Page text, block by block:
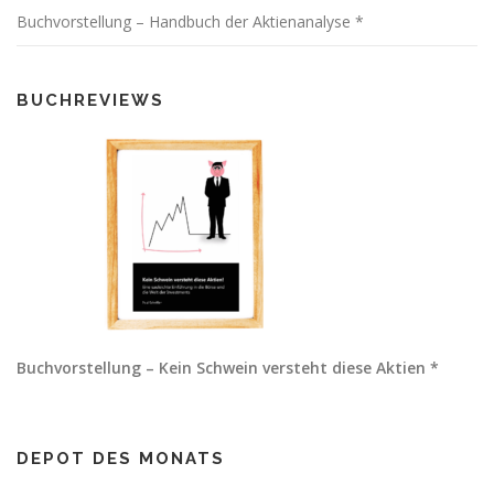
Buchvorstellung – Handbuch der Aktienanalyse *
BUCHREVIEWS
Buchvorstellung – Kein Schwein versteht diese Aktien *
DEPOT DES MONATS